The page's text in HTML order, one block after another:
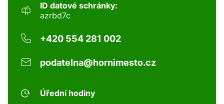
ID datové schránky:
azrbd7c
+420 554 281 002
podatelna@hornimesto.cz
Úřední hodiny